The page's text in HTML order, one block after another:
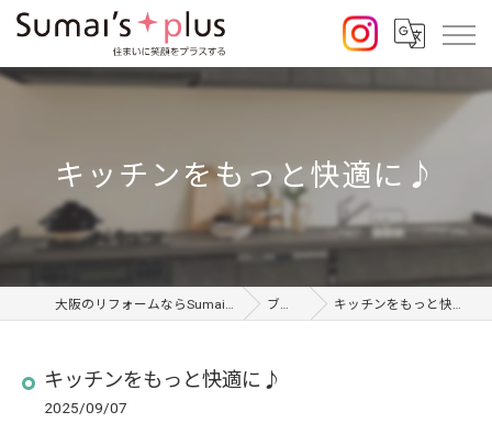
キッチンをもっと快適に♪
大阪のリフォームならSumai's Plus ブログ キッチンをもっと快適に♪
キッチンをもっと快適に♪
2025/09/07